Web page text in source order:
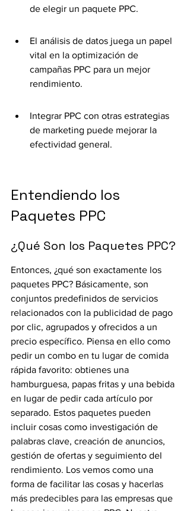
de elegir un paquete PPC.
El análisis de datos juega un papel
vital en la optimización de
campañas PPC para un mejor
rendimiento.
Integrar PPC con otras estrategias
de marketing puede mejorar la
efectividad general.
Entendiendo los
Paquetes PPC
¿Qué Son los Paquetes PPC?
Entonces, ¿qué son exactamente los
paquetes PPC? Básicamente, son
conjuntos predefinidos de servicios
relacionados con la publicidad de pago
por clic, agrupados y ofrecidos a un
precio específico. Piensa en ello como
pedir un combo en tu lugar de comida
rápida favorito: obtienes una
hamburguesa, papas fritas y una bebida
en lugar de pedir cada artículo por
separado. Estos paquetes pueden
incluir cosas como investigación de
palabras clave, creación de anuncios,
gestión de ofertas y seguimiento del
rendimiento. Los vemos como una
forma de facilitar las cosas y hacerlas
más predecibles para las empresas que